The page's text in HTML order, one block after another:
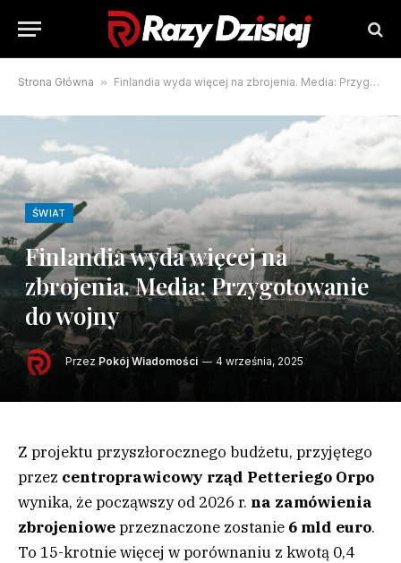
Strona Główna » Finlandia wyda więcej na zbrojenia. Media: Przygotowanie do wojny
ŚWIAT
Finlandia wyda więcej na
zbrojenia. Media: Przygotowanie
do wojny
Przez Pokój Wiadomości 4 września, 2025
Z projektu przyszłorocznego budżetu, przyjętego
przez centroprawicowy rząd Petteriego Orpo
wynika, że począwszy od 2026 r. na zamówienia
zbrojenioweprzeznaczone zostanie 6 mld euro.
To 15-krotnie więcej w porównaniu z kwotą 0,4